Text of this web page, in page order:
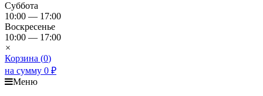
Суббота
10:00 — 17:00
Воскресенье
10:00 — 17:00
×
Корзина (0)
на сумму 0 ₽
Меню